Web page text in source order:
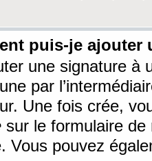
puis-je ajouter
une signature à
par
Une fois crée,
sur le formulaire de
Vous pouvez